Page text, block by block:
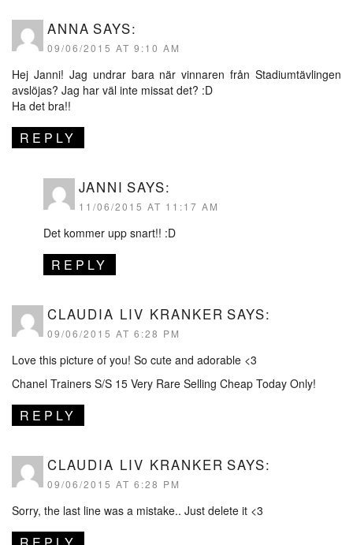
ANNA SAYS:
09/06/2015 AT 9:10 AM
Hej Janni! Jag undrar bara när vinnaren från Stadiumtävlingen
avslöjas? Jag har väl inte missat det? :D
Ha det bra!!
REPLY
JANNI SAYS:
11/06/2015 AT 11:17 AM
Det kommer upp snart!! :D
REPLY
CLAUDIA LIV KRANKER SAYS:
09/06/2015 AT 6:28 PM
Love this picture of you! So cute and adorable <3
Chanel Trainers S/S 15 Very Rare Selling Cheap Today Only!
REPLY
CLAUDIA LIV KRANKER SAYS:
09/06/2015 AT 6:28 PM
Sorry, the last line was a mistake.. Just delete it <3